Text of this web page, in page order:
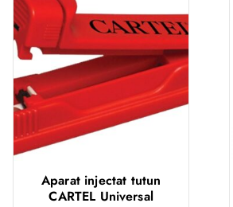
Aparat injectat tutun
CARTEL Universal